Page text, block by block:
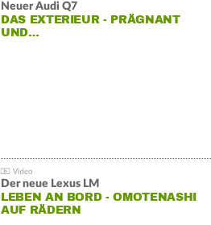
Neuer Audi Q7
DAS EXTERIEUR - PRÄGNANT
UND…
Der neue Lexus LM
LEBEN AN BORD - OMOTENASHI
AUF RÄDERN